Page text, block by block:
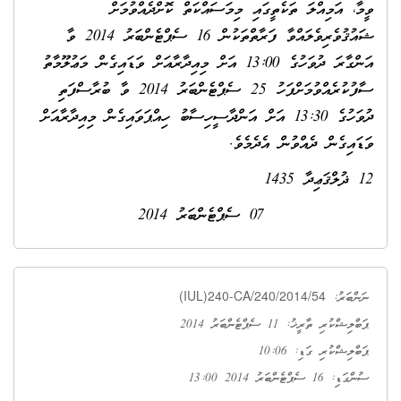
ވީމާ، އަމިއްލަ ތަކެތީގައި މިމަސައްކަތް ކޮށްދެއްވުމަށް
ޝައުޤުވެރިވެލައްވާ ފަރާތްތަކުން 16 ސެޕްޓެންބަރު 2014 ވާ
އަންގާރަ ދުވަހުގެ 13:00 އަށް މިއިދާރާއަށް ވަޑައިގެން މަޢުލޫމާތު
ސާފުކުރެއްވުމަށްފަހު 25 ސެޕްޓެންބަރު 2014 ވާ ބުރާސްފަތި
ދުވަހުގެ 13:30 އަށް އަންދާސީހިސާބު ހިއްޕަވައިގެން މިއިދާރާއަށް
ވަޑައިގެން ދެއްވުން އެދެމެވެ.
12 ޛުލްޤަޢިދާ 1435
07 ސެޕްޓެންބަރު 2014
ނަންބަރު: (IUL)240-CA/240/2014/54
ޕަބްލިޝްކުރި ތާރީޚު: 11 ސެޕްޓެންބަރު 2014
ޕަބްލިޝްކުރި ގަޑި: 10:06
ސުންގަޑި: 16 ސެޕްޓެންބަރު 2014 13:00